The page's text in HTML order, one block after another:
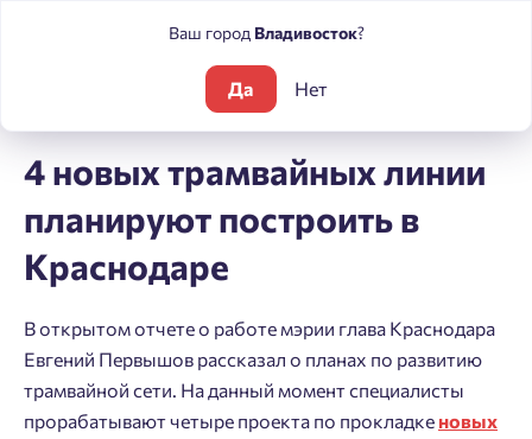
4 новых трамвайных линии планируют
4 новых трамвайных линии
планируют построить в
Краснодаре
В открытом отчете о работе мэрии глава Краснодара
Евгений Первышов рассказал о планах по развитию
трамвайной сети. На данный момент специалисты
прорабатывают четыре проекта по прокладке новых
Ваш город Владивосток?
Да Нет